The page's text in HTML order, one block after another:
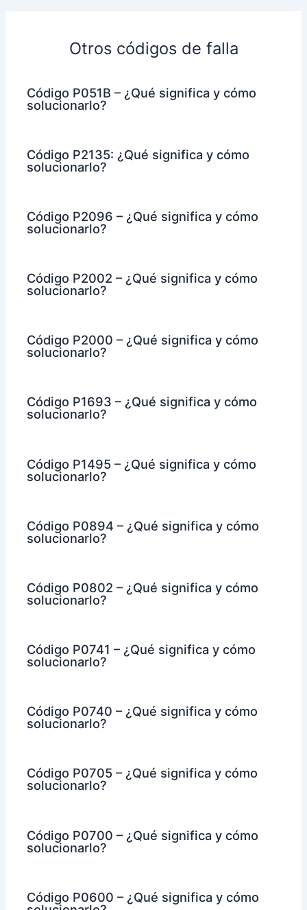
Otros códigos de falla
Código P051B – ¿Qué significa y cómo
solucionarlo?
Código P2135: ¿Qué significa y cómo
solucionarlo?
Código P2096 – ¿Qué significa y cómo
solucionarlo?
Código P2002 – ¿Qué significa y cómo
solucionarlo?
Código P2000 – ¿Qué significa y cómo
solucionarlo?
Código P1693 – ¿Qué significa y cómo
solucionarlo?
Código P1495 – ¿Qué significa y cómo
solucionarlo?
Código P0894 – ¿Qué significa y cómo
solucionarlo?
Código P0802 – ¿Qué significa y cómo
solucionarlo?
Código P0741 – ¿Qué significa y cómo
solucionarlo?
Código P0740 – ¿Qué significa y cómo
solucionarlo?
Código P0705 – ¿Qué significa y cómo
solucionarlo?
Código P0700 – ¿Qué significa y cómo
solucionarlo?
Código P0600 – ¿Qué significa y cómo